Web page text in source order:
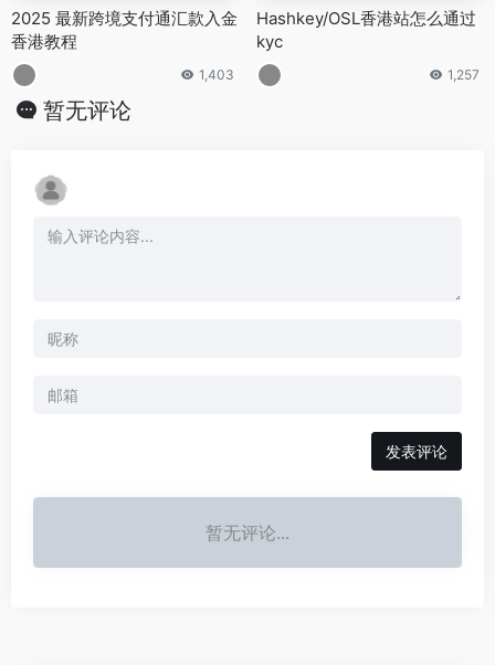
2025 最新跨境支付通汇款入金
香港教程
1,403
Hashkey/OSL香港站怎么通过
kyc
1,257
暂无评论
发表评论
暂无评论...